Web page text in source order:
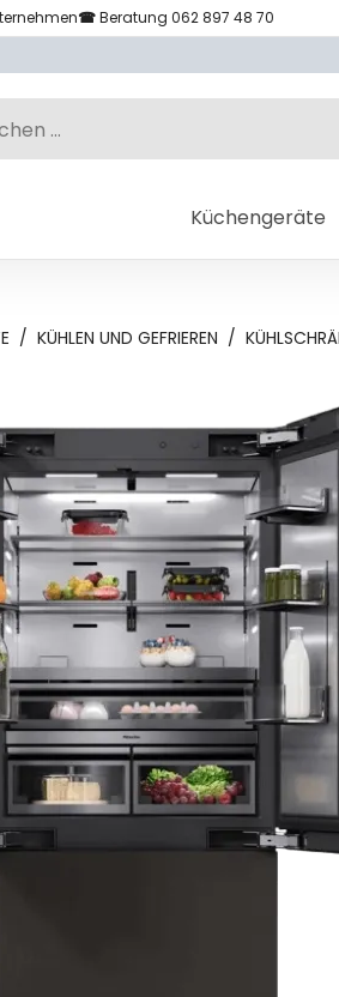
☎Beratung 062 897 48 70
Küchengeräte
/ KÜHLEN UND GEFRIEREN /